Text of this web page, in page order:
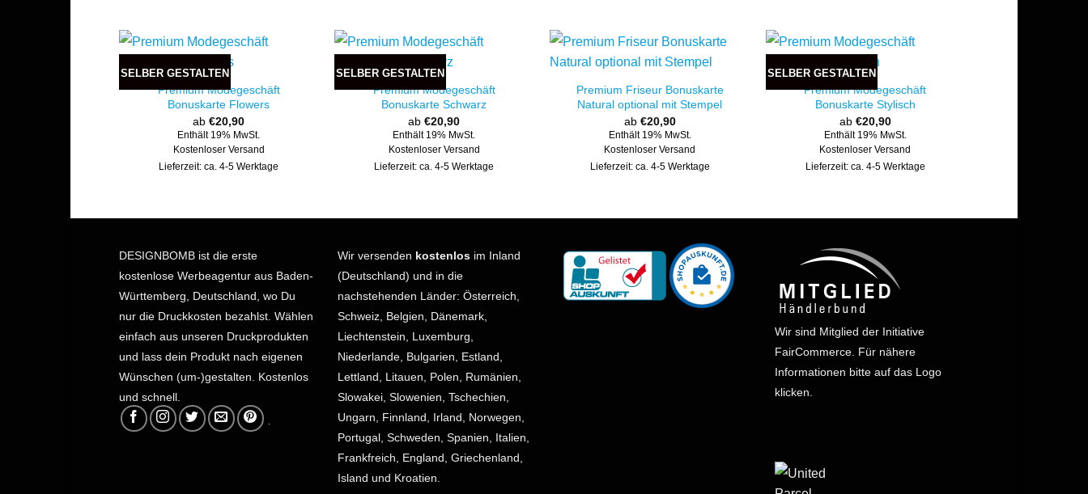
SELBER GESTALTEN
Premium Modegeschäft
Bonuskarte Flowers
ab€20,90
Enthält 19% MwSt.
Kostenloser Versand
Lieferzeit: ca. 4-5 Werktage
SELBER GESTALTEN
Premium Modegeschäft
Bonuskarte Schwarz
ab€20,90
Enthält 19% MwSt.
Kostenloser Versand
Lieferzeit: ca. 4-5 Werktage
Premium Friseur Bonuskarte
Natural optional mit Stempel
ab €20,90
Enthält 19% MwSt.
Kostenloser Versand
Lieferzeit: ca. 4-5 Werktage
SELBER GESTALTEN
Premium Modegeschäft
Bonuskarte Stylisch
ab €20,90
Enthält 19% MwSt.
Kostenloser Versand
Lieferzeit: ca. 4-5 Werktage
DESIGNBOMB ist die erste
kostenlose Werbeagentur aus Baden-
Württemberg, Deutschland, wo Du
nur die Druckkosten bezahlst. Wählen
einfach aus unseren Druckprodukten
und lass dein Produkt nach eigenen
Wünschen (um-)gestalten. Kostenlos
und schnell.
Wir versenden kostenlos im Inland
(Deutschland) und in die
nachstehenden Länder: Österreich,
Schweiz, Belgien, Dänemark,
Liechtenstein, Luxemburg,
Niederlande, Bulgarien, Estland,
Lettland, Litauen, Polen, Rumänien,
Slowakei, Slowenien, Tschechien,
Ungarn, Finnland, Irland, Norwegen,
Portugal, Schweden, Spanien, Italien,
Frankfreich, England, Griechenland,
Island und Kroatien.
Wir sind Mitglied der Initiative
FairCommerce.
Für nähere
Informationen bitte auf das Logo
klicken.